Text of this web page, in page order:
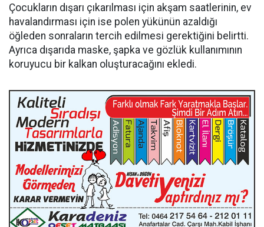
Çocukların dışarı çıkarılması için akşam saatlerinin, ev
havalandırması için ise polen yükünün azaldığı
öğleden sonraların tercih edilmesi gerektiğini belirtti.
Ayrıca dışarıda maske, şapka ve gözlük kullanımının
koruyucu bir kalkan oluşturacağını ekledi.